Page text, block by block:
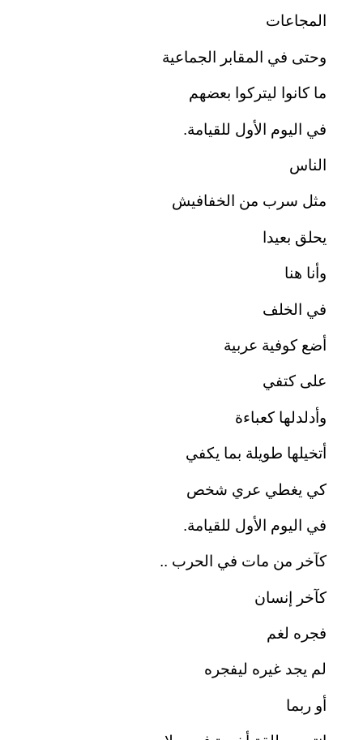
المجاعات
وحتى في المقابر الجماعية
ما كانوا ليتركوا بعضهم
في اليوم الأول للقيامة.
الناس
مثل سرب من الخفافيش
يحلق بعيدا
وأنا هنا
في الخلف
أضع كوفية عربية
على كتفي
وأدلدلها كعباءة
أتخيلها طويلة بما يكفي
كي يغطي عري شخص
في اليوم الأول للقيامة.
كآخر من مات في الحرب ..
كآخر إنسان
فجره لغم
لم يجد غيره ليفجره
أو ربما